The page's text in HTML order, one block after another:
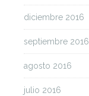
diciembre 2016
septiembre 2016
agosto 2016
julio 2016